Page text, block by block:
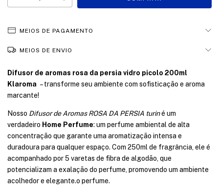
MEIOS DE PAGAMENTO
MEIOS DE ENVIO
Difusor de aromas rosa da persia vidro picolo 200ml
Klaroma – transforme seu ambiente com sofisticação e aroma
marcante!
Nosso Difusor de Aromas ROSA DA PERSIA turiné um
verdadeiro Home Perfume: um perfume ambiental de alta
concentração que garante uma aromatização intensa e
duradoura para qualquer espaço. Com 250ml de fragrância, ele é
acompanhado por 5 varetas de fibra de algodão, que
potencializam a exalação do perfume, promovendo um ambiente
acolhedor e elegante.o perfume.